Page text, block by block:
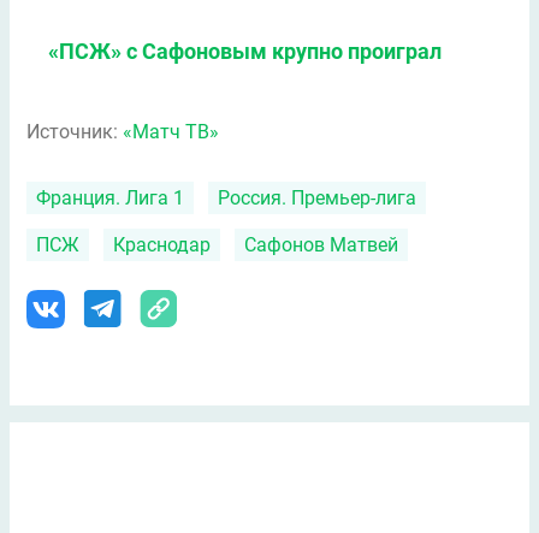
«ПСЖ» с Сафоновым крупно проиграл
Источник: «Матч ТВ»
Франция. Лига 1 Россия. Премьер-лига
ПСЖ Краснодар Сафонов Матвей